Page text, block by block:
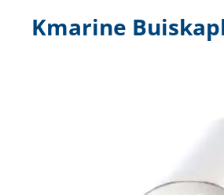
Kajuit en kombuis
Kmarine